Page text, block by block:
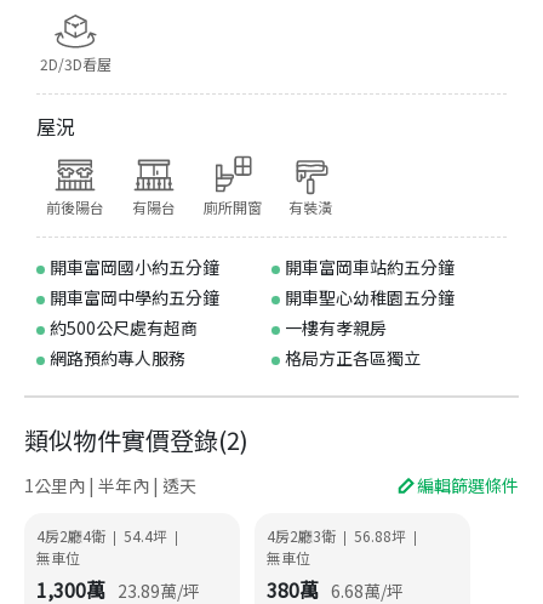
2D/3D看屋
屋況
前後陽台 有陽台 廁所開窗 有裝潢
開車富岡國小約五分鐘
開車富岡車站約五分鐘
開車富岡中學約五分鐘
開車聖心幼稚園五分鐘
約500公尺處有超商
一樓有孝親房
網路預約專人服務
格局方正各區獨立
類似物件實價登錄(2)
1公里內 | 半年內 | 透天 編輯篩選條件
4房2廳4衛 | 54.4坪 |
無車位
1,300萬 23.89萬/坪
4房2廳3衛 | 56.88坪 |
無車位
380萬 6.68萬/坪